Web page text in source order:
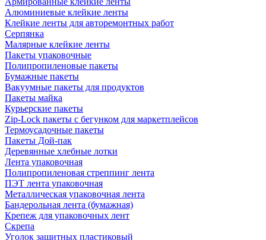
Алюминиевые клейкие ленты
Клейкие ленты для авторемонтных работ
Серпянка
Малярные клейкие ленты
Пакеты упаковочные
Полипропиленовые пакеты
Бумажные пакеты
Вакуумные пакеты для продуктов
Пакеты майка
Курьерские пакеты
Zip-Lock пакеты с бегунком для маркетплейсов
Термоусадочные пакеты
Пакеты Дой-пак
Деревянные хлебные лотки
Лента упаковочная
Полипропиленовая стреппинг лента
ПЭТ лента упаковочная
Металлическая упаковочная лента
Бандерольная лента (бумажная)
Крепеж для упаковочных лент
Скрепа
Уголок защитных пластиковый